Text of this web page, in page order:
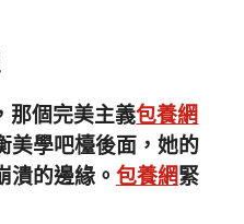
那個完美主義包養網
美學吧檯後面，她的
潰的邊緣。包養網緊